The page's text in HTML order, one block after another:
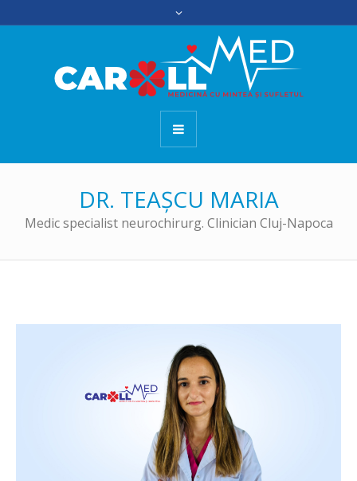
DR. TEAȘCU MARIA
Medic specialist neurochirurg. Clinician Cluj-Napoca